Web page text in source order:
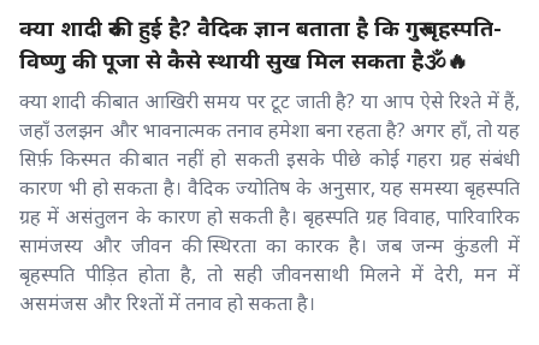
क्या शादी रुकी हुई है? वैदिक ज्ञान बताता है कि गुरु बृहस्पति-
विष्णु की पूजा से कैसे स्थायी सुख मिल सकता है🕉️🔥
क्या शादी की बात आखिरी समय पर टूट जाती है? या आप ऐसे रिश्ते में हैं,
जहाँ उलझन और भावनात्मक तनाव हमेशा बना रहता है? अगर हाँ, तो यह
सिर्फ़ किस्मत की बात नहीं हो सकती इसके पीछे कोई गहरा ग्रह संबंधी
कारण भी हो सकता है। वैदिक ज्योतिष के अनुसार, यह समस्या बृहस्पति
ग्रह में असंतुलन के कारण हो सकती है। बृहस्पति ग्रह विवाह, पारिवारिक
सामंजस्य और जीवन की स्थिरता का कारक है। जब जन्म कुंडली में
बृहस्पति पीड़ित होता है, तो सही जीवनसाथी मिलने में देरी, मन में
असमंजस और रिश्तों में तनाव हो सकता है।